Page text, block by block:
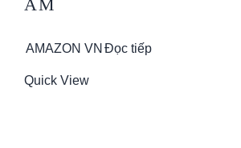
AM
AMAZON VN Đọc tiếp
Quick View